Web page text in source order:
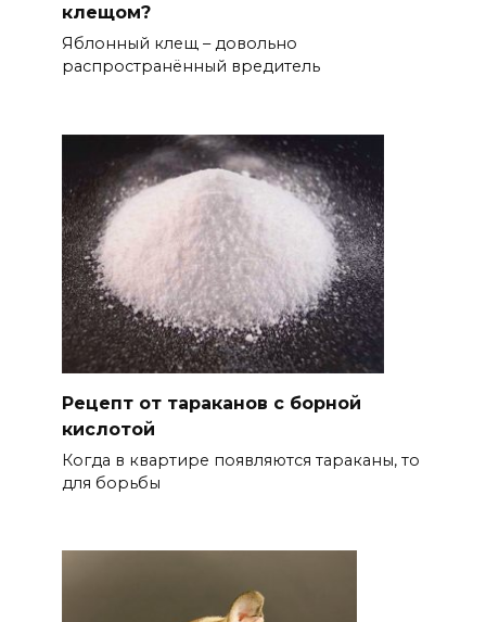
клещом?
Яблонный клещ – довольно
распространённый вредитель
Рецепт от тараканов с борной
кислотой
Когда в квартире появляются тараканы, то
для борьбы